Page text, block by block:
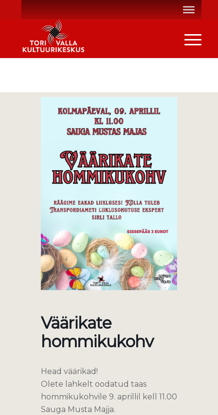
Väärikate
hommikukohv
Head väärikad!
Olete lahkelt oodatud taas
hommikukohvile 9. aprillil kell 11.00
Sauga Musta Majja.